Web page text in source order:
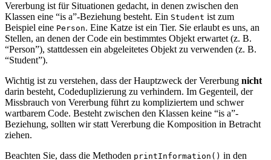
Vererbung ist für Situationen gedacht, in denen zwischen den
Klassen eine “is a”-Beziehung besteht. Ein Student ist zum
Beispiel eine Person. Eine Katze ist ein Tier. Sie erlaubt es uns, an
Stellen, an denen der Code ein bestimmtes Objekt erwartet (z. B.
“Person”), stattdessen ein abgeleitetes Objekt zu verwenden (z. B.
“Student”).
Wichtig ist zu verstehen, dass der Hauptzweck der Vererbung nicht
darin besteht, Codeduplizierung zu verhindern. Im Gegenteil, der
Missbrauch von Vererbung führt zu kompliziertem und schwer
wartbarem Code. Besteht zwischen den Klassen keine “is a”-
Beziehung, sollten wir statt Vererbung die Komposition in Betracht
ziehen.
Beachten Sie, dass die Methoden printInformation() in den